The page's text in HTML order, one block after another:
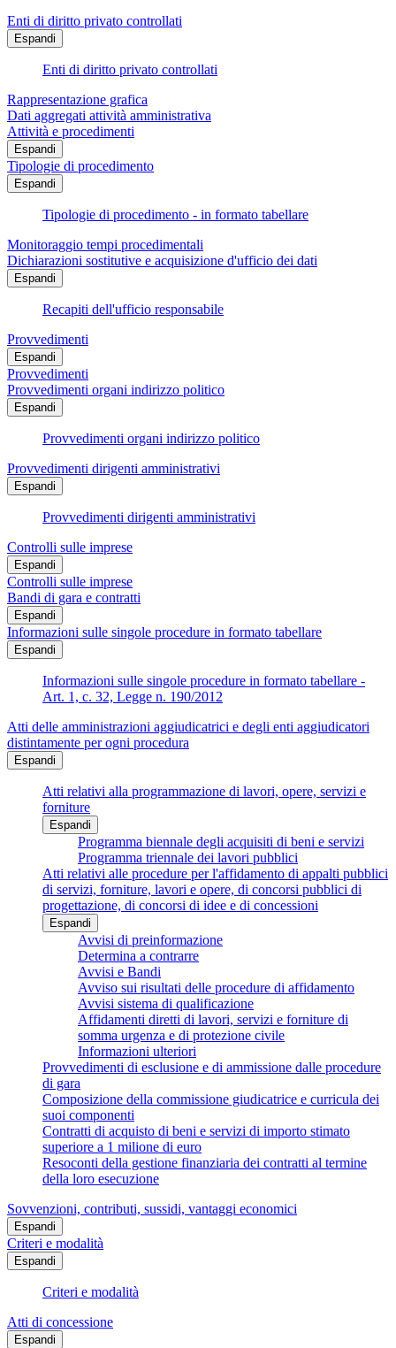
Enti di diritto privato controllati
Espandi
Enti di diritto privato controllati
Rappresentazione grafica
Dati aggregati attività amministrativa
Attività e procedimenti
Espandi
Tipologie di procedimento
Espandi
Tipologie di procedimento - in formato tabellare
Monitoraggio tempi procedimentali
Dichiarazioni sostitutive e acquisizione d'ufficio dei dati
Espandi
Recapiti dell'ufficio responsabile
Provvedimenti
Espandi
Provvedimenti
Provvedimenti organi indirizzo politico
Espandi
Provvedimenti organi indirizzo politico
Provvedimenti dirigenti amministrativi
Espandi
Provvedimenti dirigenti amministrativi
Controlli sulle imprese
Espandi
Controlli sulle imprese
Bandi di gara e contratti
Espandi
Informazioni sulle singole procedure in formato tabellare
Espandi
Informazioni sulle singole procedure in formato tabellare -
Art. 1, c. 32, Legge n. 190/2012
Atti delle amministrazioni aggiudicatrici e degli enti aggiudicatori
distintamente per ogni procedura
Espandi
Atti relativi alla programmazione di lavori, opere, servizi e
forniture
Espandi
Programma biennale degli acquisiti di beni e servizi
Programma triennale dei lavori pubblici
Atti relativi alle procedure per l'affidamento di appalti pubblici
di servizi, forniture, lavori e opere, di concorsi pubblici di
progettazione, di concorsi di idee e di concessioni
Espandi
Avvisi di preinformazione
Determina a contrarre
Avvisi e Bandi
Avviso sui risultati delle procedure di affidamento
Avvisi sistema di qualificazione
Affidamenti diretti di lavori, servizi e forniture di
somma urgenza e di protezione civile
Informazioni ulteriori
Provvedimenti di esclusione e di ammissione dalle procedure
di gara
Composizione della commissione giudicatrice e curricula dei
suoi componenti
Contratti di acquisto di beni e servizi di importo stimato
superiore a 1 milione di euro
Resoconti della gestione finanziaria dei contratti al termine
della loro esecuzione
Sovvenzioni, contributi, sussidi, vantaggi economici
Espandi
Criteri e modalità
Espandi
Criteri e modalità
Atti di concessione
Espandi